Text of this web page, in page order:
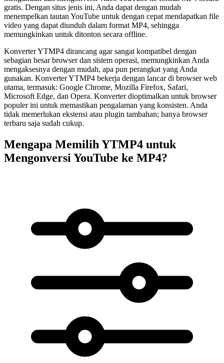
gratis. Dengan situs jenis ini, Anda dapat dengan mudah
menempelkan tautan YouTube untuk dengan cepat mendapatkan file
video yang dapat diunduh dalam format MP4, sehingga
memungkinkan untuk ditonton secara offline.
Konverter YTMP4 dirancang agar sangat kompatibel dengan
sebagian besar browser dan sistem operasi, memungkinkan Anda
mengaksesnya dengan mudah, apa pun perangkat yang Anda
gunakan. Konverter YTMP4 bekerja dengan lancar di browser web
utama, termasuk: Google Chrome, Mozilla Firefox, Safari,
Microsoft Edge, dan Opera. Konverter dioptimalkan untuk browser
populer ini untuk memastikan pengalaman yang konsisten. Anda
tidak memerlukan ekstensi atau plugin tambahan; hanya browser
terbaru saja sudah cukup.
Mengapa Memilih YTMP4 untuk
Mengonversi YouTube ke MP4?